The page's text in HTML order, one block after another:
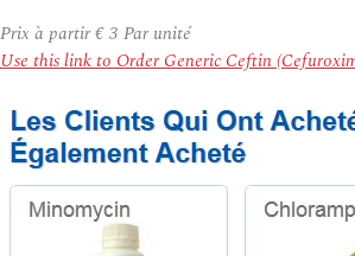
Prix à partir€ 3 Par unité
Use this link to Order Generic Ceftin